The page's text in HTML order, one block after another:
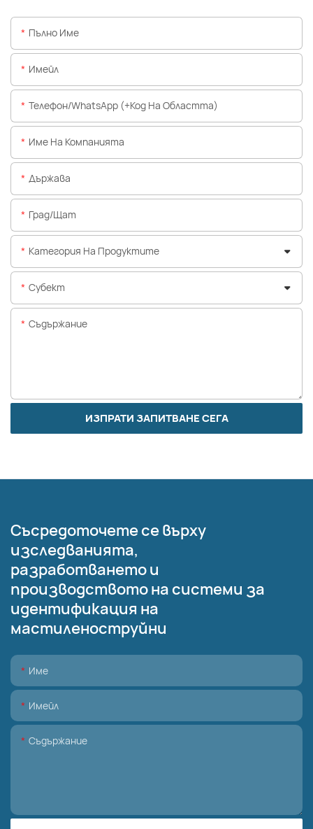
Пълно Име
Имейл
Телефон/WhatsApp (+Код На Областта)
Име На Компанията
Държава
Град/щат
Категория На Продуктите
Субект
Съдържание
ИЗПРАТИ ЗАПИТВАНЕ СЕГА
Съсредоточете се върху
изследванията,
разработването и
производството на системи за
идентификация на
мастиленоструйни
Име
Имейл
Съдържание